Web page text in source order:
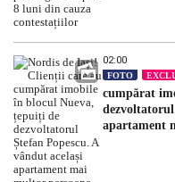
02:00
FOTO
cumpărat
dezvoltatorul
apartament